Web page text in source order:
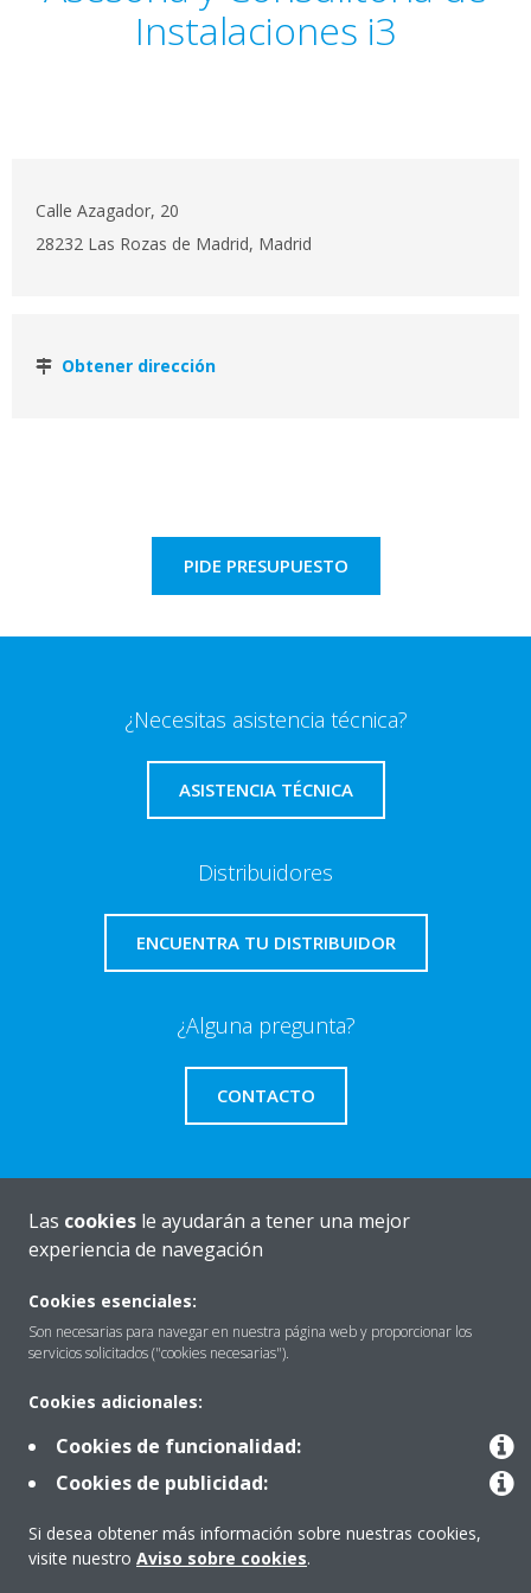
Instalaciones i3
Calle Azagador, 20
28232 Las Rozas de Madrid, Madrid
Obtener dirección
PIDE PRESUPUESTO
¿Necesitas asistencia técnica?
ASISTENCIA TÉCNICA
Distribuidores
ENCUENTRA TU DISTRIBUIDOR
¿Alguna pregunta?
CONTACTO
Quiénes somos
Destacados
Contactar con Daikin
Las cookies le ayudarán a tener una mejor
experiencia de navegación
Cookies esenciales:
Son necesarias para navegar en nuestra página web y proporcionar los
servicios solicitados ("cookies necesarias").
Cookies adicionales:
Cookies de funcionalidad:
Cookies de publicidad:
Si desea obtener más información sobre nuestras cookies,
visite nuestro Aviso sobre cookies.